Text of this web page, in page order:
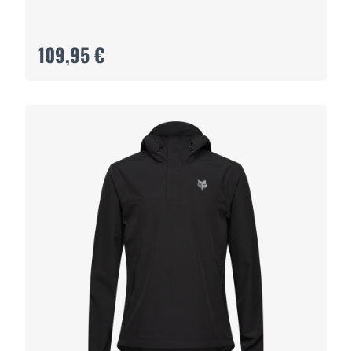
109,95 €